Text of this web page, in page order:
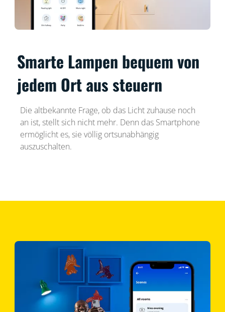
Smarte Lampen bequem von
jedem Ort aus steuern
Die altbekannte Frage, ob das Licht zuhause noch
an ist, stellt sich nicht mehr. Denn das Smartphone
ermöglicht es, sie völlig ortsunabhängig
auszuschalten.